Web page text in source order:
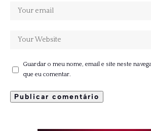
Guardar o meu nome, email e site neste
que eu comentar.